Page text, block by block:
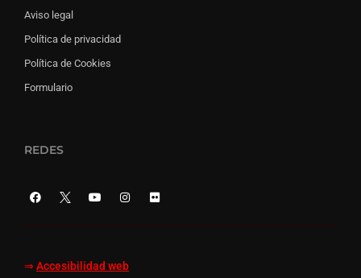
Aviso legal
Política de privacidad
Política de Cookies
Formulario
REDES
⇒ Accesibilidad web